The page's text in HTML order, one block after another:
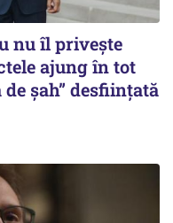
nu îl privește
ajung în tot
șah” desființată